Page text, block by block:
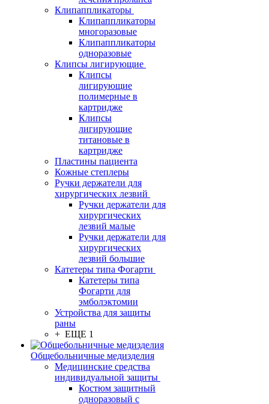
Клипаппликаторы
Клипаппликаторы
многоразовые
Клипаппликаторы
одноразовые
Клипсы лигирующие
Клипсы
лигирующие
полимерные в
картридже
Клипсы
лигирующие
титановые в
картридже
Пластины пациента
Кожные степлеры
Ручки держатели для
хирургических лезвий
Ручки держатели для
хирургических
лезвий малые
Ручки держатели для
хирургических
лезвий большие
Катетеры типа Фогарти
Катетеры типа
Фогарти для
эмболэктомии
Устройства для защиты
раны
+ ЕЩЕ 1
Общебольничные медизделия
Медицинские средства
индивидуальной защиты
Костюм защитный
одноразовый с